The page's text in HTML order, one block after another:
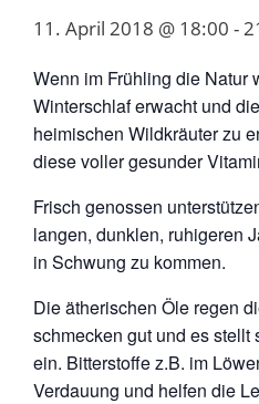
11. April 2018 @ 18:00 -
Wenn im Frühling die Natur
Winterschlaf erwacht und
heimischen Wildkräuter zu
diese voller gesunder
Frisch genossen
langen, dunklen, ruhigeren
in Schwung zu kommen.
Die ätherischen Öle regen
schmecken gut und es
ein. Bitterstoffe z.B. im
Verdauung und helfen die